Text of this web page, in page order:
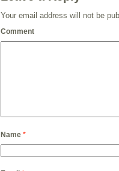
Your email address will not be
Comment
Name *